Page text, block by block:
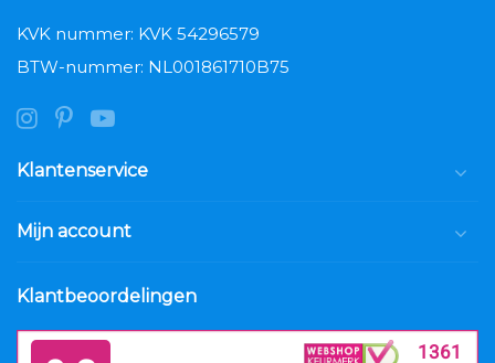
KVK nummer: KVK 54296579
BTW-nummer: NL001861710B75
Klantenservice
Mijn account
Klantbeoordelingen